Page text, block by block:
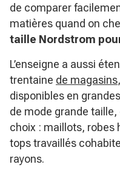
de comparer
matières quand on
taille Nordstrom
L’enseigne a aussi
trentaine de magasins
disponibles en
de mode grande
choix : maillots, robes
tops travaillés
rayons.